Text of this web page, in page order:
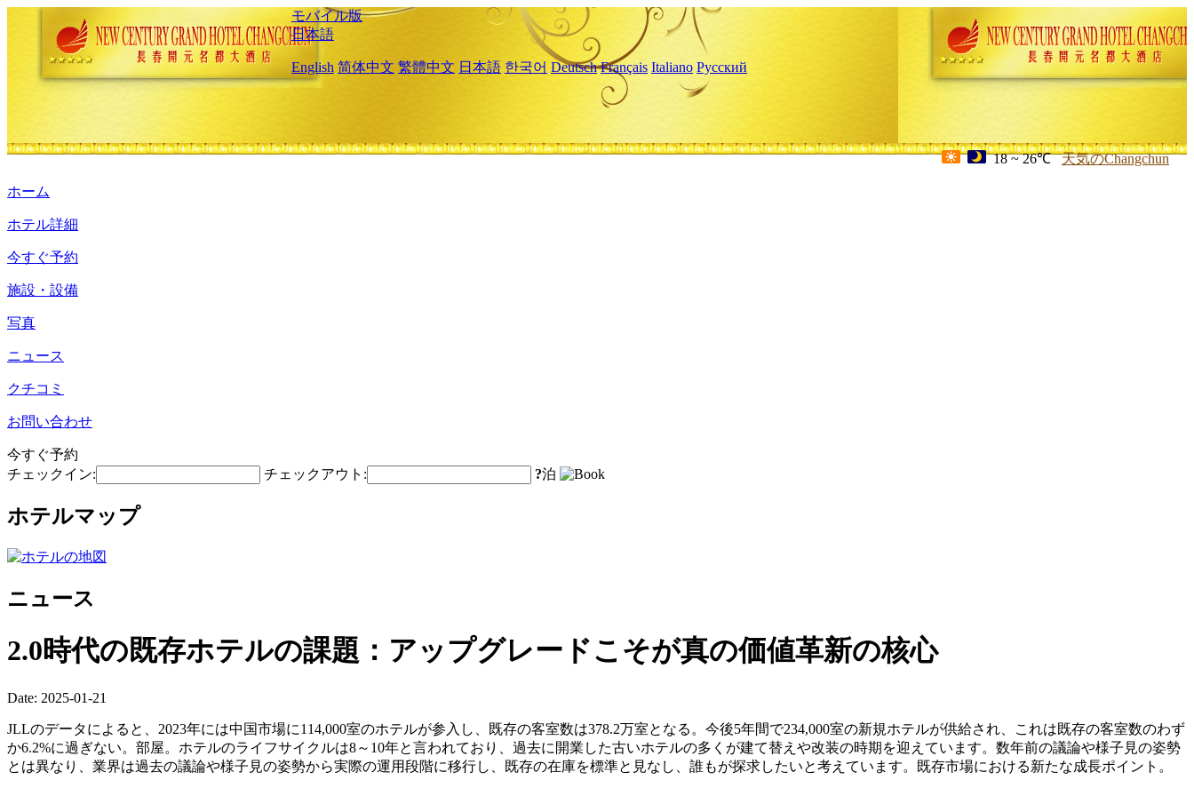
モバイル版
日本語
English 简体中文 繁體中文 日本語 한국어 Deutsch Français Italiano Русский
18 ~ 26℃ 天気のChangchun
ホーム
ホテル詳細
今すぐ予約
施設・設備
写真
ニュース
クチコミ
お問い合わせ
今すぐ予約
チェックイン:
チェックアウト: ?泊
ホテルマップ
ニュース
2.0時代の既存ホテルの課題：アップグレードこそが真の価値革新の核心
Date: 2025-01-21
JLLのデータによると、2023年には中国市場に114,000室のホテルが参入し、既存の客室数は378.2万室となる。今後5年間で234,000室の新規ホテルが供給され、これは既存の客室数のわず
か6.2%に過ぎない。部屋。ホテルのライフサイクルは8～10年と言われており、過去に開業した古いホテルの多くが建て替えや改装の時期を迎えています。数年前の議論や様子見の姿勢
とは異なり、業界は過去の議論や様子見の姿勢から実際の運用段階に移行し、既存の在庫を標準と見なし、誰もが探求したいと考えています。既存市場における新たな成長ポイント。